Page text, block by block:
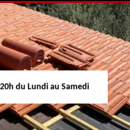
du Lundi au Samedi